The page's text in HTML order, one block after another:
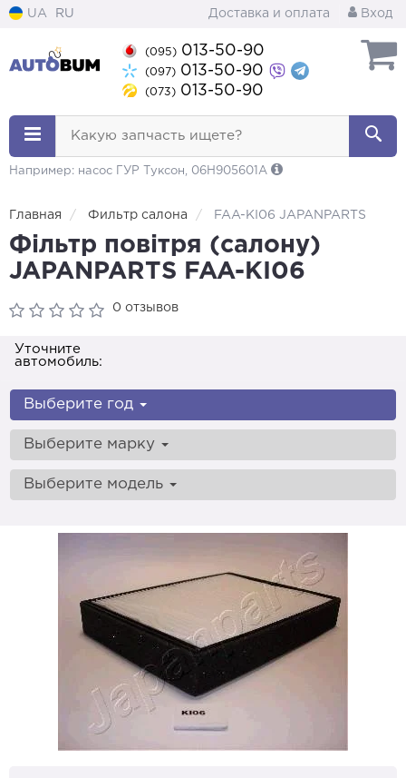
UA RU Доставка и оплата Вход
(095) 013-50-90
(097) 013-50-90
(073) 013-50-90
Какую запчасть ищете?
Например: насос ГУР Туксон, 06H905601A
Главная Фильтр салона FAA-KI06 JAPANPARTS
Фільтр повітря (салону)
JAPANPARTS FAA-KI06
0 отзывов
Уточните
автомобиль:
Выберите год
Выберите марку
Выберите модель